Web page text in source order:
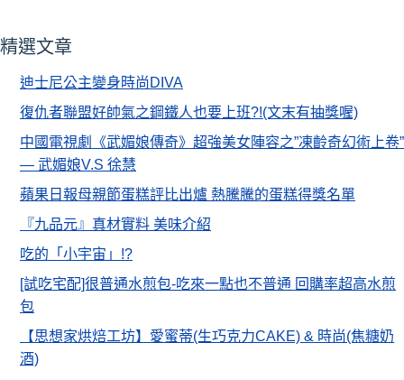
精選文章
迪士尼公主變身時尚DIVA
復仇者聯盟好帥氣之鋼鐵人也要上班?!(文末有抽獎喔)
中國電視劇《武媚娘傳奇》超強美女陣容之”凍齡奇幻術上卷”
— 武媚娘V.S 徐慧
蘋果日報母親節蛋糕評比出爐 熱騰騰的蛋糕得獎名單
『九品元』真材實料 美味介紹
吃的「小宇宙」!?
[試吃宅配]很普通水煎包-吃來一點也不普通 回購率超高水煎
包
【思想家烘焙工坊】愛蜜蒂(生巧克力CAKE) & 時尚(焦糖奶
酒)